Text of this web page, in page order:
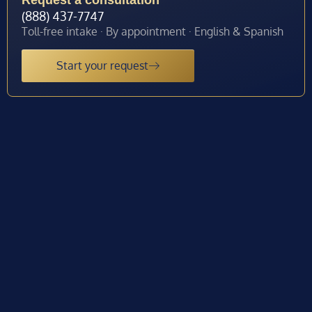
(888) 437-7747
Toll-free intake · By appointment · English & Spanish
Start your request